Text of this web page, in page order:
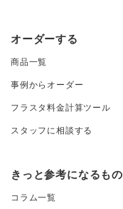
オーダーする
商品一覧
事例からオーダー
フラスタ料金計算ツール
スタッフに相談する
きっと参考になるもの
コラム一覧